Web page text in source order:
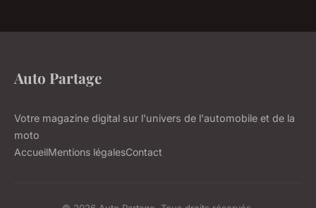
Auto Partage
Votre magazine digital sur l'univers de l'automobile et de la
moto
AccueilMentions légalesContact